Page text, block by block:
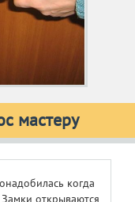
мастеру
когда